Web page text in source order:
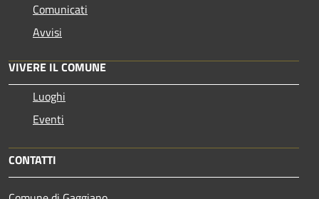
Comunicati
Avvisi
VIVERE IL COMUNE
Luoghi
Eventi
CONTATTI